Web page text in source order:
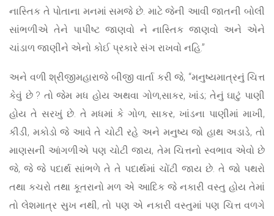
નાસ્તિક તે પોતાના મનમાં સમજે છે. માટે જેની આવી જાતની બોલી
સાંભળીએ તેને પાપીષ્ટ જાણવો ને નાસ્તિક જાણવો અને એને
ચાંડાળ જાણીને એનો કોઈ પ્રકારે સંગ રાખવો નહિ.”
અને વળી શ્રીજીમહારાજે બીજી વાર્તા કરી જે, “મનુષ્યમાત્રનું ચિત્ત
કેવું છે ? તો જેમ મધ હોય અથવા ગોળ,સાકર, ખાંડ; તેનું ઘાટું પાણી
હોય તે સરખું છે. તે મધમાં કે ગોળ, સાકર, ખાંડના પાણીમાં માખી,
કીડી, મકોડો જે આવે તે ચોટી રહે અને મનુષ્ય જો હાથ અડાડે, તો
માણસની આંગળીએ પણ ચોટી જાય, તેમ ચિત્તનો સ્વભાવ એવો છે
જે, જે જે પદાર્થ સાંભળે તે તે પદાર્થમાં ચોંટી જાય છે. તે જો પથરો
તથા કચરો તથા કૂતરાનો મળ એ આદિક જે નકારી વસ્તુ હોય તેમાં
તો લેશમાત્ર સુખ નથી, તો પણ એ નકારી વસ્તુમાં પણ ચિત્ત વળગે